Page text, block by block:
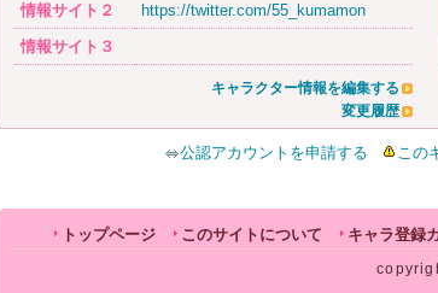
情報サイト２
https://twitter.com/55_kumamon
情報サイト３
キャラクター情報を編集する
変更履歴
公認アカウントを申請する この
トップページ このサイトについて キャラ登録